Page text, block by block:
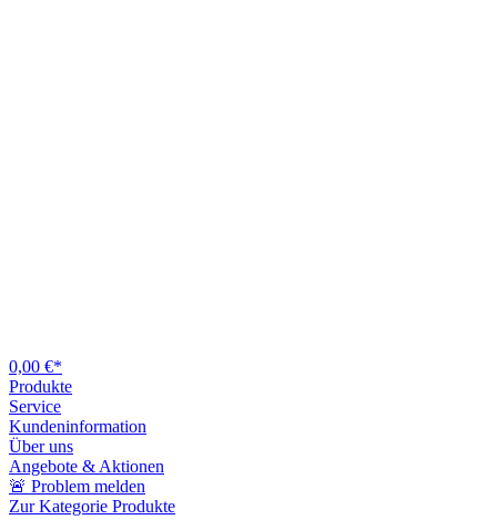
0,00 €*
Produkte
Service
Kundeninformation
Über uns
Angebote & Aktionen
🚨 Problem melden
Zur Kategorie Produkte